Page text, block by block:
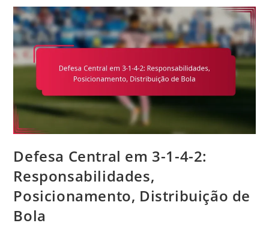
2:
Experiência,
Mentoria,
Liderança
Em
Campo
Defesa Central em 3-1-4-2:
Responsabilidades,
Posicionamento, Distribuição de
Bola